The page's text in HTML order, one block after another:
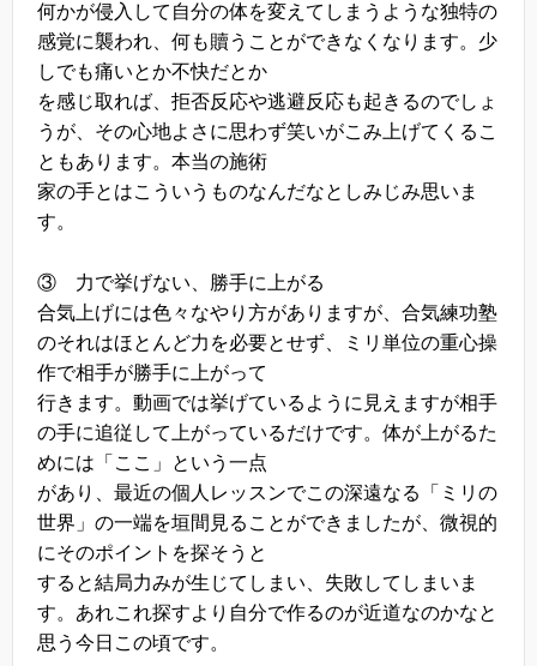
何かが侵入して自分の体を変えてしまうような独特の
感覚に襲われ、何も贖うことができなくなります。少
しでも痛いとか不快だとか
を感じ取れば、拒否反応や逃避反応も起きるのでしょ
うが、その心地よさに思わず笑いがこみ上げてくるこ
ともあります。本当の施術
家の手とはこういうものなんだなとしみじみ思いま
す。
③ 力で挙げない、勝手に上がる
合気上げには色々なやり方がありますが、合気練功塾
のそれはほとんど力を必要とせず、ミリ単位の重心操
作で相手が勝手に上がって
行きます。動画では挙げているように見えますが相手
の手に追従して上がっているだけです。体が上がるた
めには「ここ」という一点
があり、最近の個人レッスンでこの深遠なる「ミリの
世界」の一端を垣間見ることができましたが、微視的
にそのポイントを探そうと
すると結局力みが生じてしまい、失敗してしまいま
す。あれこれ探すより自分で作るのが近道なのかなと
思う今日この頃です。